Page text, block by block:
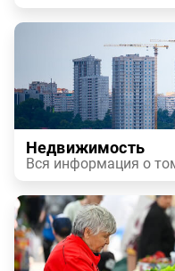
Недвижимость
Вся информация о